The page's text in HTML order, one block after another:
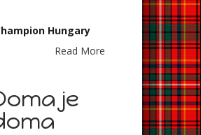
Hungary
Read More
je